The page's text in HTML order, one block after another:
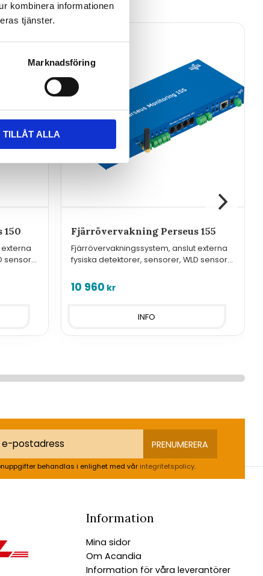
kombinera informationen
tjänster.
Marknadsföring
TILLÅT ALLA
150
sensor-
Fjärrövervakning Perseus 155
Fjärrövervakningssystem, anslut externa
fysiska detektorer, sensorer, WLD sensor-
10 960 kr
INFO
PRENUMERERA
behandlas i enlighet med vår integritetspolicy.
Information
Mina sidor
Om Acandia
Information för våra leverantörer